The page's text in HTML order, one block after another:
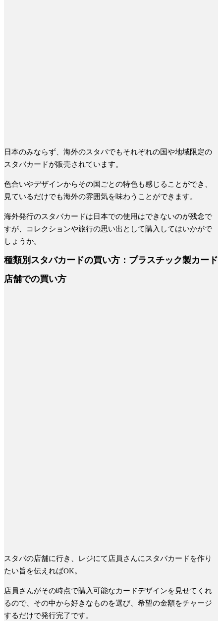
日本のみならず、海外のスタバでもそれぞれの国や地域限定の
スタバカードが販売されています。
色合いやデザインからその国ごとの特色も感じることができ、
見ているだけでも海外の雰囲気を味わうことができます。
海外発行のスタバカードは日本での使用はできないのが残念で
すが、コレクションや旅行の思い出として購入してはいかがで
しょうか。
種類別スタバカードの買い方：プラスチック製カード
店舗での買い方
スタバの店舗に行き、レジにて店員さんにスタバカードを作り
たい旨を伝えればOK。
店員さんがその時点で購入可能なカードデザインを見せてくれ
るので、その中から好きなものを選び、希望の金額をチャージ
するだけで発行完了です。